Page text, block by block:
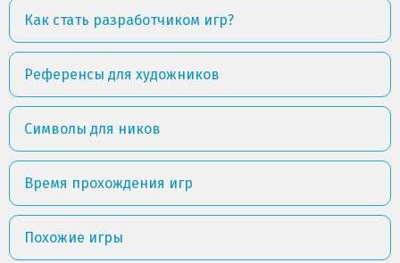
Как стать разработчиком игр?
Референсы для художников
Символы для ников
Время прохождения игр
Похожие игры